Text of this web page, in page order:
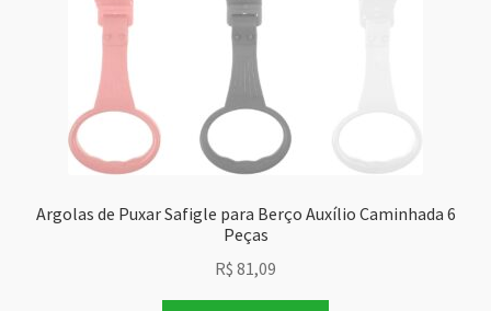
Argolas de Puxar Safigle para Berço Auxílio Caminhada 6
Peças
R$ 81,09